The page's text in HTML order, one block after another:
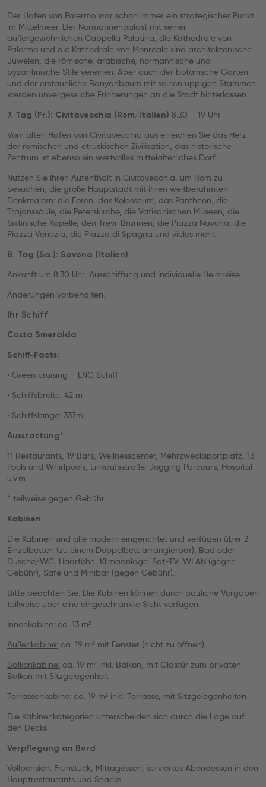
Der Hafen von Palermo war schon immer ein strategischer Punkt
im Mittelmeer. Der Normannenpalast mit seiner
außergewöhnlichen Cappella Palatina, die Kathedrale von
Palermo und die Kathedrale von Monreale sind architektonische
Juwelen, die römische, arabische, normannische und
byzantinische Stile vereinen. Aber auch der botanische Garten
und der erstaunliche Banyanbaum mit seinen üppigen Stämmen
werden unvergessliche Erinnerungen an die Stadt hinterlassen.
7. Tag (Fr.): Civitavecchia (Rom/Italien) 8.30 – 19 Uhr
Vom alten Hafen von Civitavecchia aus erreichen Sie das Herz
der römischen und etruskischen Zivilisation, das historische
Zentrum ist ebenso ein wertvolles mittelalterliches Dorf.
Nutzen Sie Ihren Aufenthalt in Civitavecchia, um Rom zu
besuchen, die große Hauptstadt mit ihren weltberühmten
Denkmälern: die Foren, das Kolosseum, das Pantheon, die
Trajanssäule, die Peterskirche, die Vatikanischen Museen, die
Sixtinische Kapelle, den Trevi-Brunnen, die Piazza Navona, die
Piazza Venezia, die Piazza di Spagna und vieles mehr.
8. Tag (Sa.): Savona (Italien)
Ankunft um 8.30 Uhr, Ausschiffung und individuelle Heimreise.
Änderungen vorbehalten.
Ihr Schiff
Costa Smeralda
Schiff-Facts:
• Green cruising – LNG Schiff
• Schiffsbreite: 42 m
• Schiffslänge: 337m
Ausstattung*
11 Restaurants, 19 Bars, Wellnesscenter, Mehrzwecksportplatz, 13
Pools und Whirlpools, Einkaufsstraße, Jogging Parcours, Hospital
u.v.m.
* teilweise gegen Gebühr
Kabinen
Die Kabinen sind alle modern eingerichtet und verfügen über 2
Einzelbetten (zu einem Doppelbett arrangierbar), Bad oder
Dusche/WC, Haarföhn, Klimaanlage, Sat-TV, WLAN (gegen
Gebühr), Safe und Minibar (gegen Gebühr).
Bitte beachten Sie: Die Kabinen können durch bauliche Vorgaben
teilweise über eine eingeschränkte Sicht verfügen.
Innenkabine: ca. 13 m²
Außenkabine: ca. 19 m² mit Fenster (nicht zu öffnen)
Balkonkabine: ca. 19 m² inkl. Balkon, mit Glastür zum privaten
Balkon mit Sitzgelegenheit
Terrassenkabine: ca. 19 m² inkl. Terrasse, mit Sitzgelegenheiten
Die Kabinenkategorien unterscheiden sich durch die Lage auf
den Decks.
Verpflegung an Bord
Vollpension: Frühstück, Mittagessen, serviertes Abendessen in den
Hauptrestaurants und Snacks.